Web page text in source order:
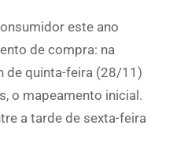
este ano
de compra: na
de quinta-feira (28/11)
o mapeamento inicial.
a tarde de sexta-feira